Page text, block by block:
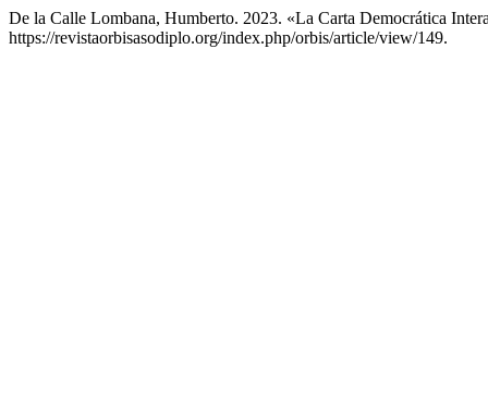
De la Calle Lombana, Humberto. 2023. «La Carta Democrática
https://revistaorbisasodiplo.org/index.php/orbis/article/view/149.